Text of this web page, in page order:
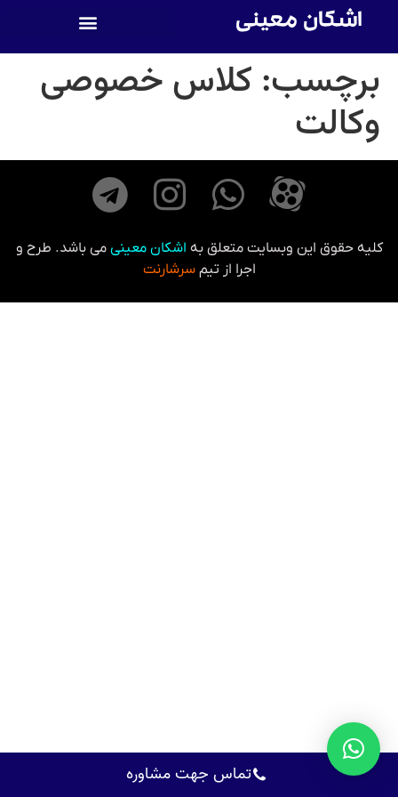
اشکان معینی
برچسب: کلاس خصوصی
وکالت
کلیه حقوق این وبسایت متعلق به اشکان معینی می باشد. طرح و
اجرا از تیمسرشارنت
تماس جهت مشاوره